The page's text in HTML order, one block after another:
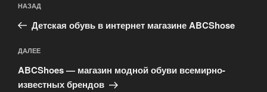
по
записям
Предыдущая
запись:
НАЗАД
Детская обувь в интернет магазине ABCShose
Следующая
запись
ДАЛЕЕ
ABCShoes — магазин модной обуви всемирно-
известных брендов